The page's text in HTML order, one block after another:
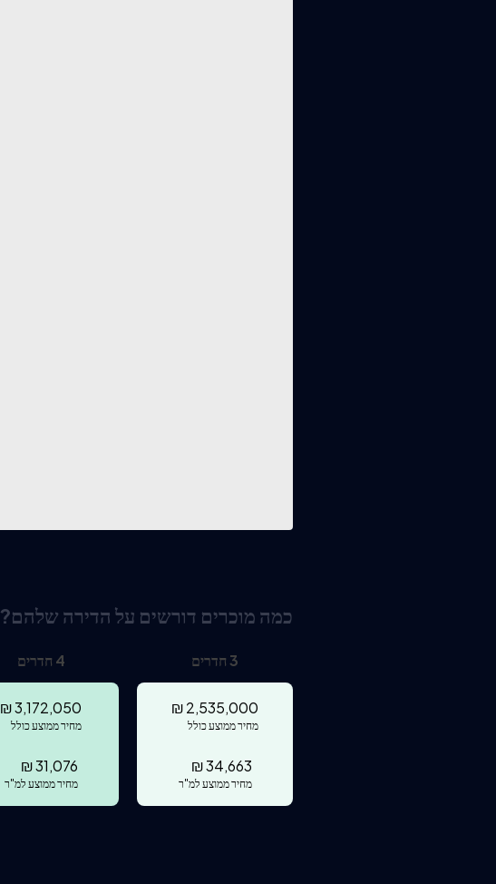
כמה מוכרים דורשים על הדירה שלהם?
3חדרים
2,535,000
₪
מחיר ממוצע כולל
34,663
₪
מחיר ממוצע למ"ר
4 חדרים
3,172,050
₪
מחיר ממוצע כולל
31,076
₪
מחיר ממוצע למ"ר